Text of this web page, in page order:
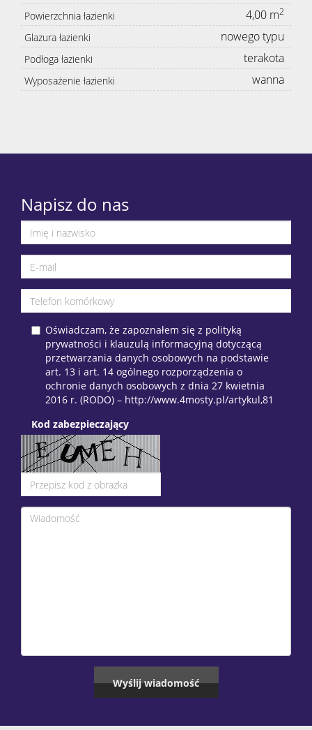
Powierzchnia łazienki 4,00 m2
Glazura łazienki nowego typu
Podłoga łazienki terakota
Wyposażenie łazienki wanna
Napisz do nas
Oświadczam, że zapoznałem się z polityką
prywatności i klauzulą informacyjną dotyczącą
przetwarzania danych osobowych na podstawie
art. 13 i art. 14 ogólnego rozporządzenia o
ochronie danych osobowych z dnia 27 kwietnia
2016 r. (RODO) – http://www.4mosty.pl/artykul,81
Kod zabezpieczający